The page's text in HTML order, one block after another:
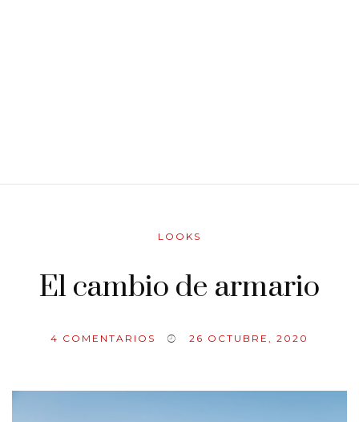
LOOKS
El cambio de armario
4 COMENTARIOS 26 OCTUBRE, 2020